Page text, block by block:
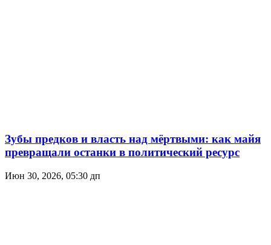
Зубы предков и власть над мёртвыми: как майя
превращали останки в политический ресурс
Июн 30, 2026, 05:30 дп